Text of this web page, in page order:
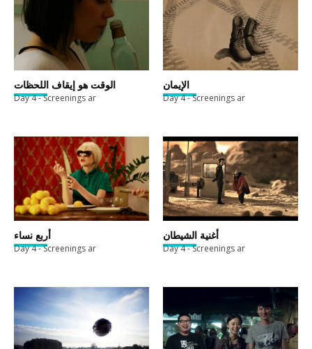
الوقت هو إيقاف اللحظات
Day 4 - Screenings ar
الإيمان
Day 4 - Screenings ar
أربع نساء
Day 4 - Screenings ar
أغنية الشيطان
Day 4 - Screenings ar